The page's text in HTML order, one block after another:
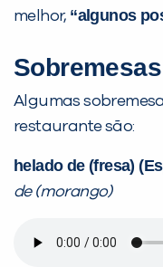
melhor, “algunos
Algumas
restaurante são:
helado de (fresa)
de (morango)